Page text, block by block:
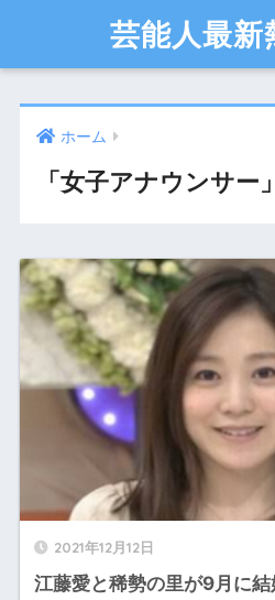
芸能人最新
ホーム
「女子アナウンサー
2021年12月12日
江藤愛と稀勢の里が9月に